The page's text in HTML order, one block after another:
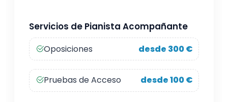
Servicios de Pianista Acompañante
Oposiciones desde 300 €
Pruebas de Acceso desde 100 €